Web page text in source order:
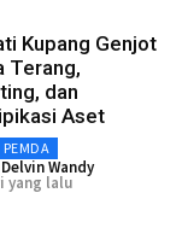
Kupang Genjot
Terang,
dan
Aset
Delvin Wandy
yang lalu